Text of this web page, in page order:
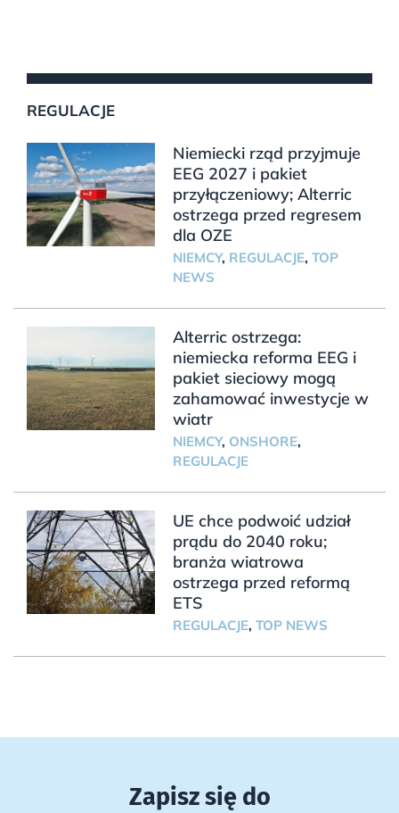
REGULACJE
Niemiecki rząd przyjmuje
EEG 2027 i pakiet
przyłączeniowy; Alterric
ostrzega przed regresem
dla OZE
NIEMCY, REGULACJE, TOP
NEWS
Alterric ostrzega:
niemiecka reforma EEG i
pakiet sieciowy mogą
zahamować inwestycje w
wiatr
NIEMCY, ONSHORE,
REGULACJE
UE chce podwoić udział
prądu do 2040 roku;
branża wiatrowa
ostrzega przed reformą
ETS
REGULACJE, TOP NEWS
Zapisz się do